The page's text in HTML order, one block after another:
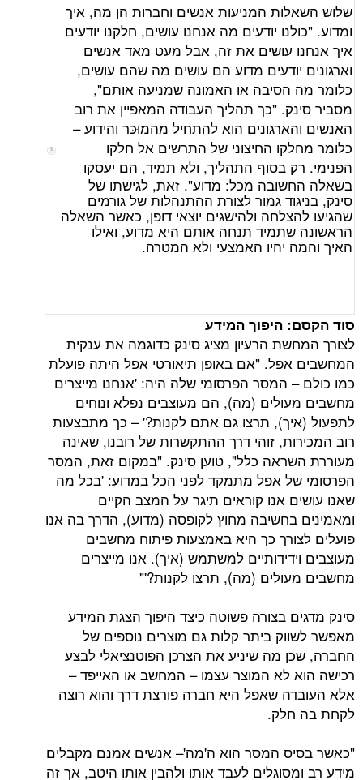
המניעות אנשים וחברות הן מה, איך
יודעים מה אנחנו עושים, חלקנו יודעים
עושים את זה, אבל מעט מאד אנשים
יודעים מדוע הם עושים מה שהם עושים,
הסיבה או האמונה שמניעה אותם",
"כך תהליך העבודה המאפיין את רוב
הוא להתחיל מהמוּכּר והידוע –
החיצוני של התרשים אל חלקו
בסוף התהליך, ולא תמיד, הם יעסקו
מכל: מדוע". זאת, לגישתו של
גמור לצורת ההתנהלות של גורמים
ולהישגים יוצאי דופן, כאשר השאלה
תנחה אותם היא מדוע, ואילו
יהיו האמצעי ולא המטרה.
היפוך המידע
הרעיון מציג סינק כדוגמה את ענקית
"אם באופן תיאורטי אפל היתה פועלת
המסר הפרסומי שלה היה: 'אנחנו מייצרים
(מה), הם מעוצבים נפלא ונוחים
תרצו גם אתם לקנות?' – כך מתבצעות
זוהי דרך ההתקשרות של רובנו, שאינה
כלל", טוען סינק. "במקום זאת, המסר
אפל מתמקד לפני הכל במדוע: 'בכל מה
אנו קוראים תיגר על המצב הקיים
בחשיבה מחוץ לקופסה (מדוע), הדרך בה אנו
כך היא באמצעות פיתוח מחשבים
למשתמש (איך). אנו מייצרים
(מה), תרצו לקנות?'"
בצורה פשוטה כיצד היפוך הצגת המידע
ביתר קלות גם מוצרים נוספים של
מה שיניע את הצרכן הפוטנציאלי לבצע
לא המוצר עצמו – המחשב או האייפד –
שאפל היא חברה פורצת דרך והוא רוצה
המסר הוא ה'מה'– אנשים אמנם מקבלים
לעבד אותו ולהבין אותו היטב, אך זה